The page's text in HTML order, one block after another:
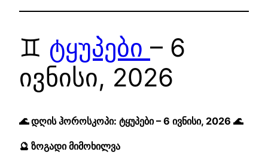
♊ ტყუპები – 6
ივნისი, 2026
🌊 დღის ჰოროსკოპი: ტყუპები – 6 ივნისი, 2026 🌊
🔮 ზოგადი მიმოხილვა